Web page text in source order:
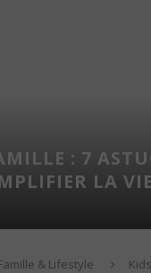
: 7
LA
& Lifestyle